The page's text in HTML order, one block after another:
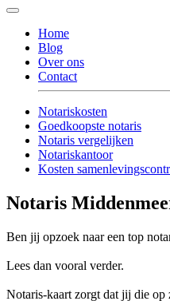
Home
Blog
Over ons
Contact
Notariskosten
Goedkoopste notaris
Notaris vergelijken
Notariskantoor
Kosten
Notaris
Ben jij opzoek naar een top
Lees dan vooral verder.
Notaris-kaart zorgt dat jij die op